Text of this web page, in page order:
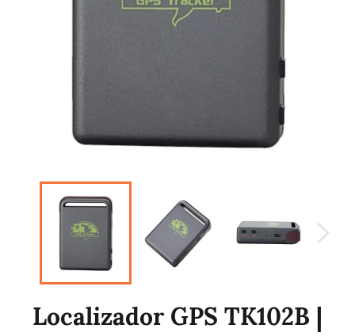
Localizador GPS TK102B |